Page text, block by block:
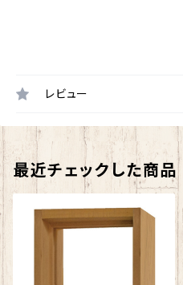
レビュー
最近チェックした商品